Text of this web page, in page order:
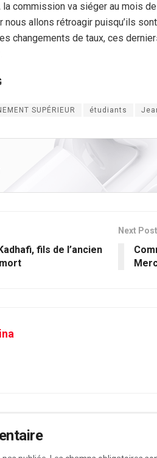
la commission va siéger au mois
nous allons rétroagir puisqu’ils
changements de taux, ces
SUPÉRIEUR étudiants
fils de l’ancien
Next Post